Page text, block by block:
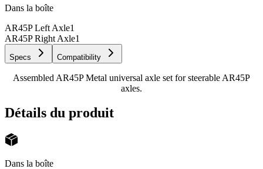
Dans la boîte
AR45P Left Axle1
AR45P Right Axle1
Specs Compatibility
Assembled AR45P Metal universal axle set for steerable AR45P
axles.
Détails du produit
Dans la boîte